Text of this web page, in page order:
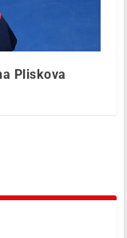
Pliskova